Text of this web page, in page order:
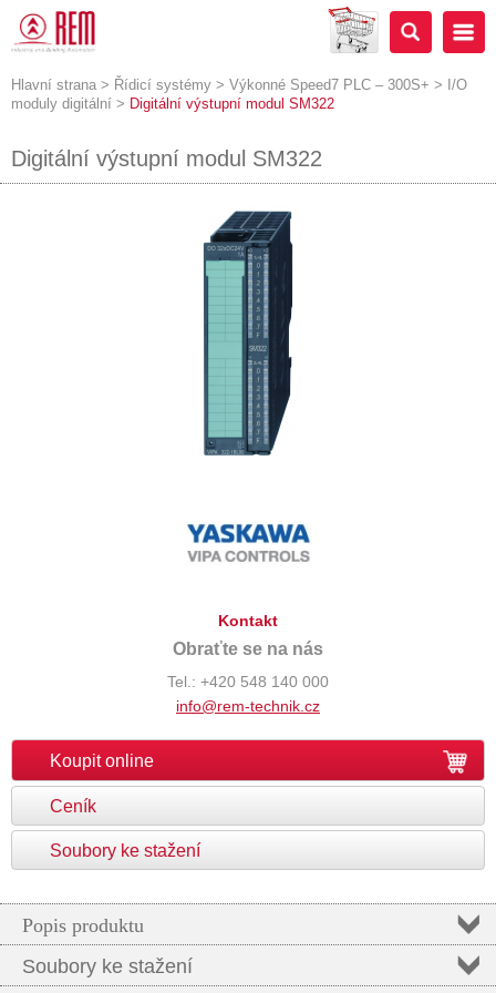
Hlavní strana > Řídicí systémy > Výkonné Speed7 PLC – 300S+ > I/O
moduly digitální > Digitální výstupní modul SM322
Digitální výstupní modul SM322
Kontakt
Obraťte se na nás
Tel.: +420 548 140 000
info@rem-technik.cz
Koupit online
Ceník
Soubory ke stažení
Popis produktu
Soubory ke stažení